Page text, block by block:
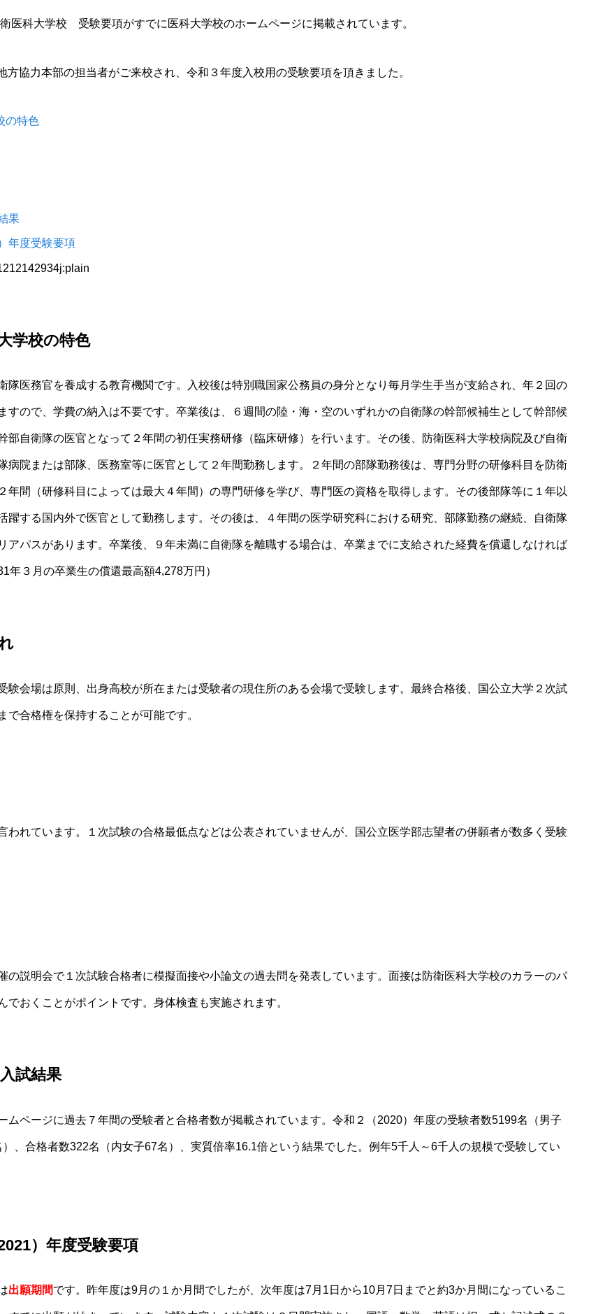
医科大学校 受験要項がすでに 医科大学校のホームページに掲載されています。
方協力本部の担当者がご来校され、令和３年度入校用の受験要項を頂きました。
の特色
果
年度受験要項
学校の特色
隊医務官を養成する教育機関です。入校後は特別職国家公務員の身分となり毎月学生手当が支給され、年２回の
すので、学費の納入は不要です。卒業後は、６週間の陸・海・空のいずれかの自衛隊の幹部候補生として幹部候
部自衛隊の医官となって２年間の初任実務研修（臨床研修）を行います。その後、 防衛医科大学校病院及び自衛
病院または部隊、医務室等に 医官として２年間勤務します。２年間の部隊勤務後は、専門分野の研修科目を防衛
年間（研修科目によっては最大４年間）の専門研修を学び、専門医の資格を取得します。その後部隊等に１年以
躍する国内外で医官として勤務します。その後は、４年間の医学研究科における研究、部隊勤務の継続、 自衛隊
アパスがあります。卒業後、９年未満に 自衛隊を離職する場合は、卒業までに支給された経費を償還しなければ
年 ３月の卒業生の償還最高額4,278万円）
験会場は原則、出身高校が所在または受験者の現住所のある会場で受験します。最終合格後、 国公立大学 ２次試
で合格権を保持することが可能です。
われています。１次試験の合格最低点などは公表されていませんが、国公立医学部志望者の併願者が数多く受験
の説明会で１次試験合格者に模擬面接や小論文の過去問を発表しています。面接は防衛医科大学校のカラーのパ
でおくことがポイントです。身体検査も実施されます。
試結果
ムページに過去７年間の受験者と合格者数が掲載されています。令和２（2020）年度の受験者数5199名（男子
、合格者数322名（内女子67名）、実質倍率16.1倍という結果でした。例年5千人～6千人の規模で受験してい
）年度受験要項
出願期間です。昨年度は9月の１か月間でしたが、次年度は7月1日から10月7日までと約3か月間になっているこ